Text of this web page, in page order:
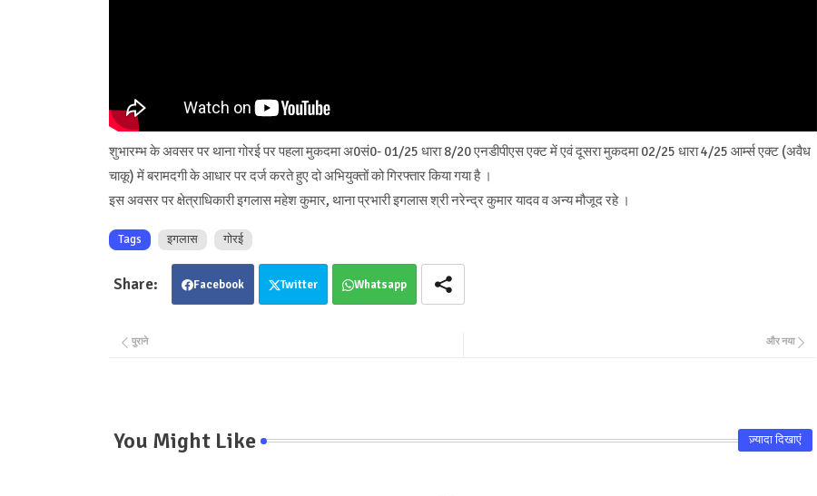
शुभारम्भ के अवसर पर थाना गोरई पर पहला मुकदमा अ0सं0- 01/25 धारा 8/20 एनडीपीएस एक्ट में एवं दूसरा मुकदमा 02/25 धारा 4/25 आर्म्स एक्ट (अवैध
चाकू) में बरामदगी के आधार पर दर्ज करते हुए दो अभियुक्तों को गिरफ्तार किया गया है ।
इस अवसर पर क्षेत्राधिकारी इगलास महेश कुमार, थाना प्रभारी इगलास श्री नरेन्द्र कुमार यादव व अन्य मौजूद रहे ।
Tags इगलास गोरई
Facebook Twitter Whatsapp
और नया
पुराने
You Might Like ज़्यादा दिखाएं